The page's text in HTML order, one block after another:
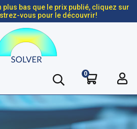
plus bas que le prix publié, cliquez sur
vous pour le découvrir!
0